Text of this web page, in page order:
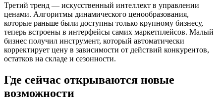
Третий тренд — искусственный интеллект в управлении
ценами. Алгоритмы динамического ценообразования,
которые раньше были доступны только крупному бизнесу,
теперь встроены в интерфейсы самих маркетплейсов. Малый
бизнес получил инструмент, который автоматически
корректирует цену в зависимости от действий конкурентов,
остатков на складе и сезонности.
Где сейчас открываются новые
возможности